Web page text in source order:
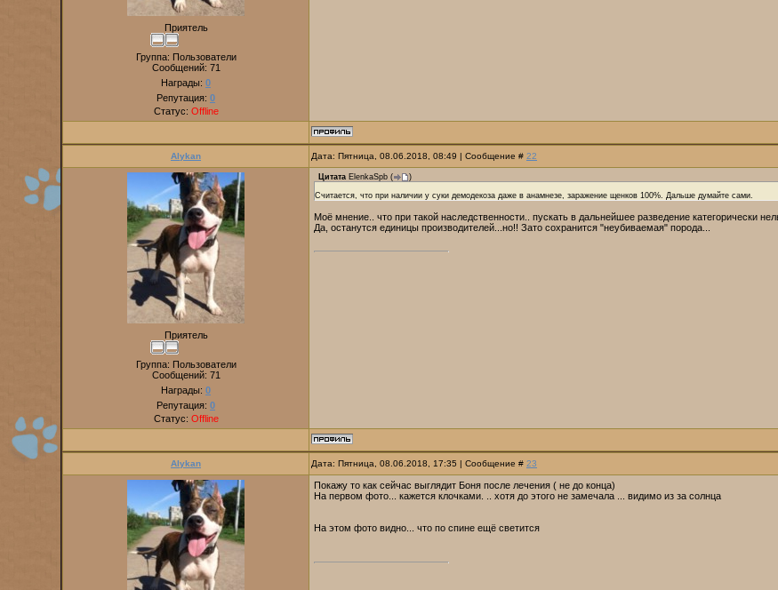
Приятель
Группа: Пользователи
Сообщений: 71
Награды: 0
Репутация: 0
Статус: Offline
Alykan Дата: Пятница, 08.06.2018, 08:49 | Сообщение # 22
Приятель
Группа: Пользователи
Сообщений: 71
Награды: 0
Репутация: 0
Статус: Offline
Цитата ElenkaSpb ( )
Считается, что при наличии у суки демодекоза даже в анамнезе, заражение щенков 100%. Дальше думайте сами.
Моё мнение.. что при такой наследственности.. пускать в дальнейшее разведение категорически
Да, останутся единицы производителей...но!! Зато сохранится "неубиваемая" порода...
Alykan Дата: Пятница, 08.06.2018, 17:35 | Сообщение # 23
Покажу то как сейчас выглядит Боня после лечения ( не до конца)
На первом фото... кажется клочками. .. хотя до этого не замечала ... видимо из за солнца
На этом фото видно... что по спине ещё светится